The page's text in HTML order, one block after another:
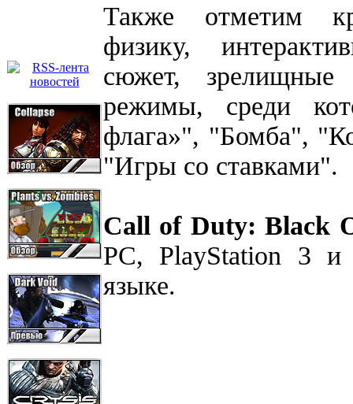
Также отметим
физику,
сюжет, зрелищные
режимы, среди
флага»", "Бомба",
"Игры со ставками".
Call of Duty: Black
PC, PlayStation 3
языке.